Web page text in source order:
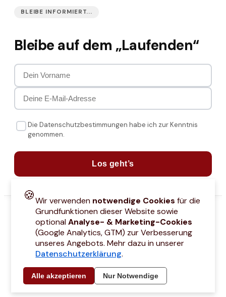
BLEIBE INFORMIERT...
Bleibe auf dem „Laufenden“
Die Datenschutzbestimmungen habe ich zur Kenntnis
genommen.
Los geht’s
© 2021 –
by Joyce Hübner | All Rights Reserved
🍪Wir verwenden notwendige Cookies für die
Grundfunktionen dieser Website sowie
optionalAnalyse- & Marketing-Cookies
(Google Analytics, GTM) zur Verbesserung
unseres Angebots. Mehr dazu in unserer
Datenschutzerklärung.
Alle akzeptieren Nur Notwendige